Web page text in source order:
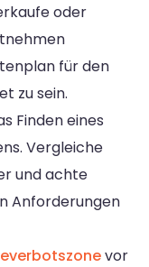
oder
für den
zu sein.
Finden eines
Vergleiche
und achte
Anforderungen
vor